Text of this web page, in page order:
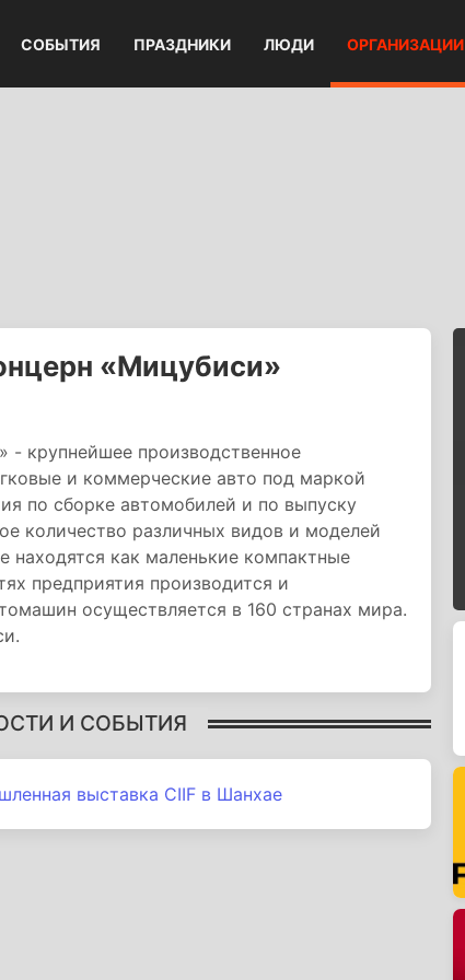
СОБЫТИЯ ПРАЗДНИКИ ЛЮДИ ОРГАНИЗАЦИИ
«Мицубиси»
- крупнейшее производственное
и коммерческие авто под маркой
по сборке автомобилей и по выпуску
количество различных видов и моделей
находятся как маленькие компактные
предприятия производится и
осуществляется в 160 странах мира.
И СОБЫТИЯ
выставка CIIF в Шанхае